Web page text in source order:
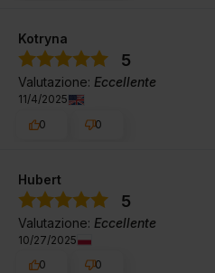
Kotryna
5
Valutazione: Eccellente
11/4/2025
0
0
Hubert
5
Valutazione: Eccellente
10/27/2025
0
0